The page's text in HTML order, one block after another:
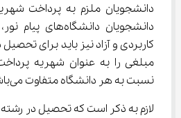
دانشجویان
کاربردی و آزاد نیز باید برای
مبلغی را به عنوان شهریه
نسبت به هر دانشگاه متفاوت می‌باشد.
لازم به ذکر است که تحصیل در